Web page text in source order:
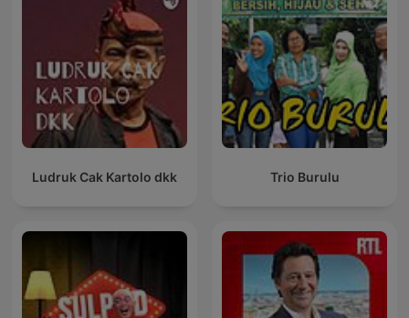
Ludruk Cak Kartolo dkk Trio Burulu